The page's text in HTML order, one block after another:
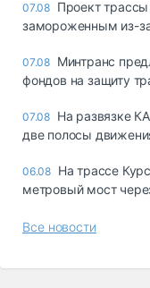
07.08 Проект
замороженным из-за
07.08 Минтранс
фондов на защиту
07.08 На развязке
две полосы
06.08 На трассе
метровый мост
Все новости